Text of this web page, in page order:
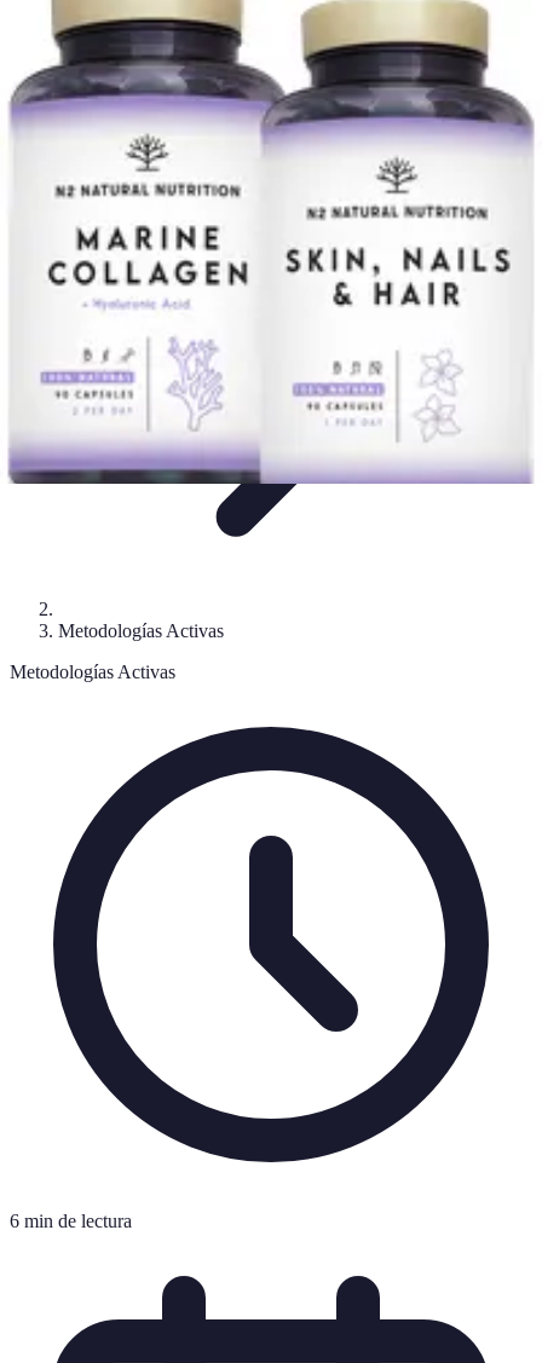
Educación Digital
Metodologías
Herramientas Digitales
Inclusión en la
educaciónAprendizaje Colaborativo Implementación de Tecnología
Educación Digital
Metodologías Activas
Metodologías Activas
6 min de lectura